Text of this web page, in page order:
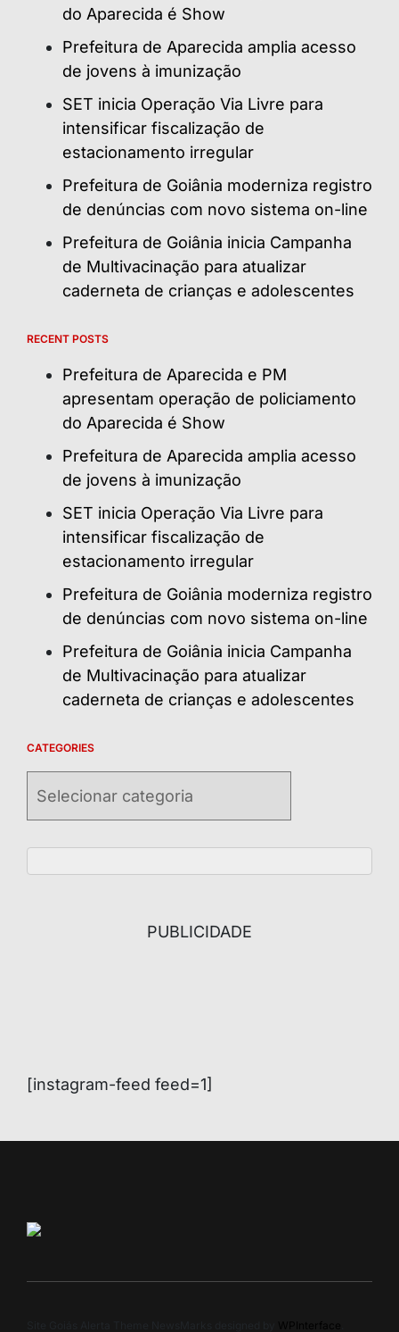
do Aparecida é Show
Prefeitura de Aparecida amplia acesso
de jovens à imunização
SET inicia Operação Via Livre para
intensificar fiscalização de
estacionamento irregular
Prefeitura de Goiânia moderniza registro
de denúncias com novo sistema on-line
Prefeitura de Goiânia inicia Campanha
de Multivacinação para atualizar
caderneta de crianças e adolescentes
RECENT POSTS
Prefeitura de Aparecida e PM
apresentam operação de policiamento
do Aparecida é Show
Prefeitura de Aparecida amplia acesso
de jovens à imunização
SET inicia Operação Via Livre para
intensificar fiscalização de
estacionamento irregular
Prefeitura de Goiânia moderniza registro
de denúncias com novo sistema on-line
Prefeitura de Goiânia inicia Campanha
de Multivacinação para atualizar
caderneta de crianças e adolescentes
CATEGORIES
PUBLICIDADE
[instagram-feed feed=1]